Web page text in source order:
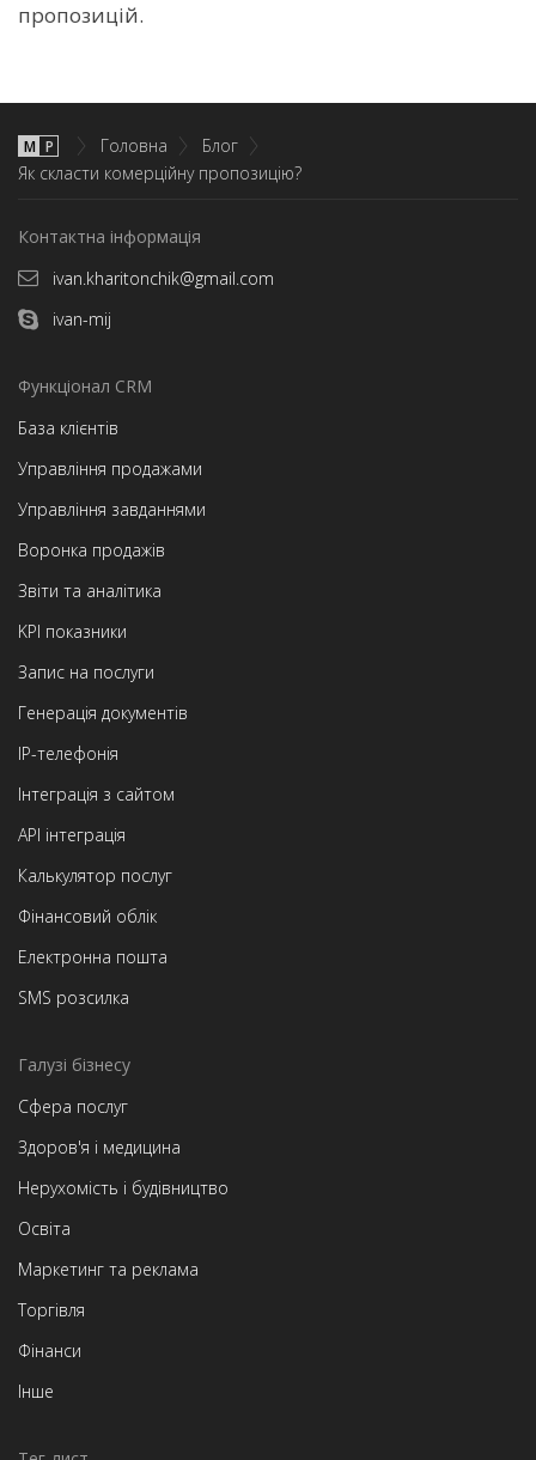
пропозицій.
М P Головна
Блог
Як скласти комерційну пропозицію?
Контактна інформація
ivan.kharitonchik@gmail.com
ivan-mij
Функціонал CRM
База клієнтів
Управління продажами
Управління завданнями
Воронка продажів
Звіти та аналітика
KPI показники
Запис на послуги
Генерація документів
IP-телефонія
Інтеграція з сайтом
API інтеграція
Калькулятор послуг
Фінансовий облік
Електронна пошта
SMS розсилка
Галузі бізнесу
Сфера послуг
Здоров'я і медицина
Нерухомість і будівництво
Освіта
Маркетинг та реклама
Торгівля
Фінанси
Інше